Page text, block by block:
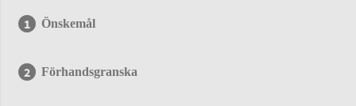
Önskemål
Förhandsgranska